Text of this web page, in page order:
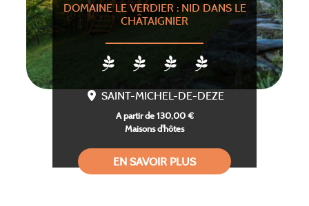
DOMAINE LE VERDIER : NID DANS LE
CHÂTAIGNIER
SAINT-MICHEL-DE-DEZE
A partir de 130,00 €
Maisons d'hôtes
EN SAVOIR PLUS